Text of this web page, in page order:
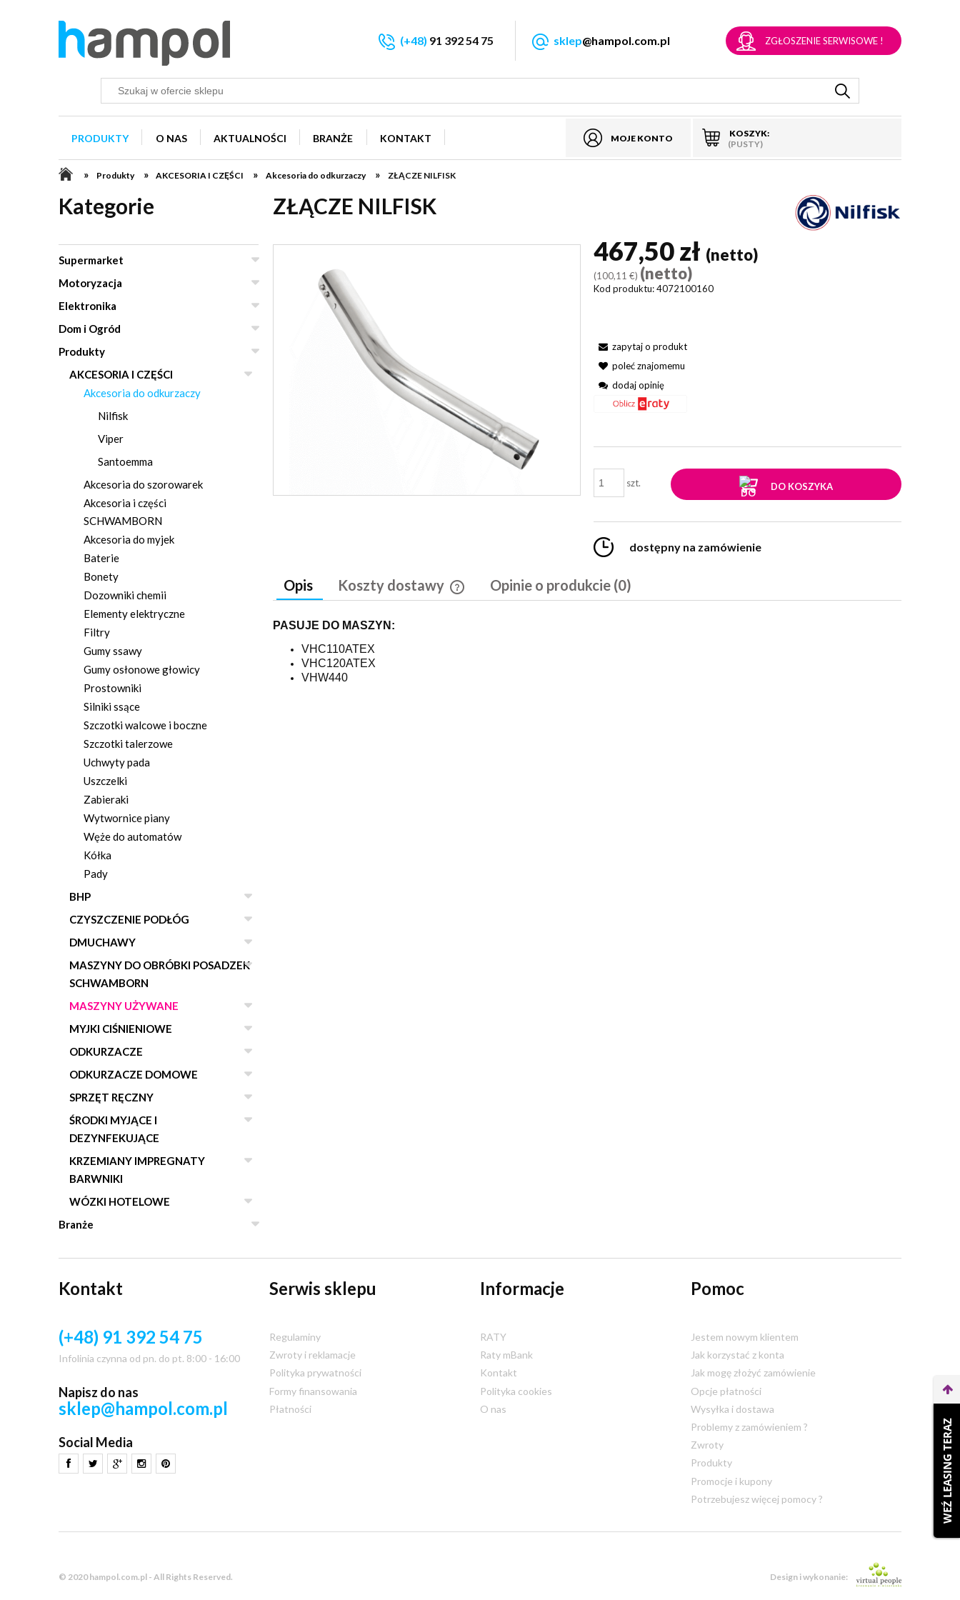
MOJE KONTO
KOSZYK:
(PUSTY)
(+48) 91 392 54 75 sklep@hampol.com.pl ZGŁOSZENIE SERWISOWE !
PRODUKTY O NAS AKTUALNOŚCI BRANŻE KONTAKT
» Produkty » AKCESORIA I CZĘŚCI » Akcesoria do odkurzaczy » ZŁĄCZE NILFISK
Kategorie
Supermarket
Motoryzacja
Elektronika
Dom i Ogród
Produkty
AKCESORIA I CZĘŚCI
Akcesoria do odkurzaczy
Nilfisk
Viper
Santoemma
Akcesoria do szorowarek
Akcesoria i części
SCHWAMBORN
Akcesoria do myjek
Baterie
Bonety
Dozowniki chemii
Elementy elektryczne
Filtry
Gumy ssawy
Gumy osłonowe głowicy
Prostowniki
Silniki ssące
Szczotki walcowe i boczne
Szczotki talerzowe
Uchwyty pada
Uszczelki
Zabieraki
Wytwornice piany
Węże do automatów
Kółka
Pady
BHP
CZYSZCZENIE PODŁÓG
DMUCHAWY
MASZYNY DO OBRÓBKI POSADZEK
SCHWAMBORN
MASZYNY UŻYWANE
MYJKI CIŚNIENIOWE
ODKURZACZE
ODKURZACZE DOMOWE
SPRZĘT RĘCZNY
ŚRODKI MYJĄCE I
DEZYNFEKUJĄCE
KRZEMIANY IMPREGNATY
BARWNIKI
WÓZKI HOTELOWE
Branże
ZŁĄCZE NILFISK
467,50 zł (netto)
(100,11 €) (netto)
Kod produktu: 4072100160
zapytaj o produkt
poleć znajomemu
dodaj opinię
szt. DO KOSZYKA
dostępny na zamówienie
Opis Koszty dostawy Opinie o produkcie (0)
PASUJE DO MASZYN:
VHC110ATEX
VHC120ATEX
VHW440
Kontakt
(+48) 91 392 54 75
Infolinia czynna od pn. do pt. 8:00 - 16:00
Napisz do nas
sklep@hampol.com.pl
Social Media
Serwis sklepu
Regulaminy
Zwroty i reklamacje
Polityka prywatności
Formy finansowania
Płatności
Informacje
RATY
Raty mBank
Kontakt
Polityka cookies
O nas
Pomoc
Jestem nowym klientem
Jak korzystać z konta
Jak mogę złożyć zamówienie
Opcje płatności
Wysyłka i dostawa
Problemy z zamówieniem ?
Zwroty
Produkty
Promocje i kupony
Potrzebujesz więcej pomocy ?
© 2020 hampol.com.pl - All Rights Reserved. Design i wykonanie:
WEŹ LEASING TERAZ